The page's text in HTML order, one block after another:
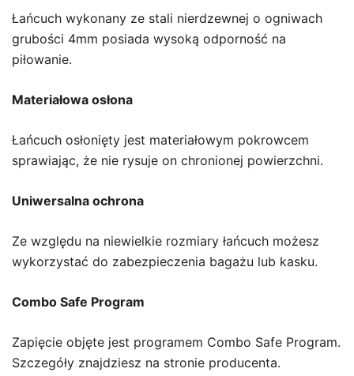
Łańcuch wykonany ze stali nierdzewnej o ogniwach
grubości 4mm posiada wysoką odporność na
piłowanie.
Materiałowa osłona
Łańcuch osłonięty jest materiałowym pokrowcem
sprawiając, że nie rysuje on chronionej powierzchni.
Uniwersalna ochrona
Ze względu na niewielkie rozmiary łańcuch możesz
wykorzystać do zabezpieczenia bagażu lub kasku.
Combo Safe Program
Zapięcie objęte jest programem Combo Safe Program.
Szczegóły znajdziesz na stronie producenta.